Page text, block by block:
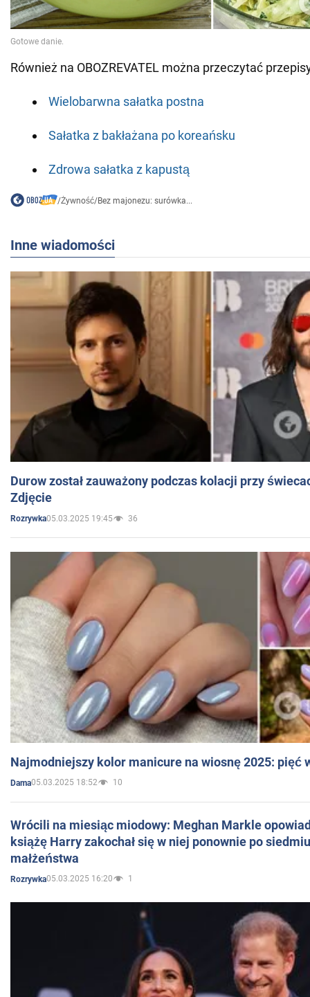
Również na OBOZREVATEL można przeczytać
Wielobarwna sałatka postna
Sałatka z bakłażana po koreańsku
Zdrowa sałatka z kapustą
/Żywność/Bez majonezu: surówka...
Inne wiadomości
Durow został zauważony podczas kolacji przy
Zdjęcie
Rozrywka05.03.2025 19:45 36
Najmodniejszy kolor manicure na wiosnę 2025: pięć
Dama05.03.2025 18:52 10
Wrócili na miesiąc miodowy: Meghan Markle
książę Harry zakochał się w niej ponownie po
małżeństwa
Rozrywka05.03.2025 16:20 1